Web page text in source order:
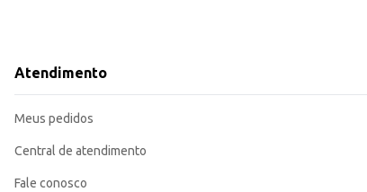
Atendimento
Meus pedidos
Central de atendimento
Fale conosco